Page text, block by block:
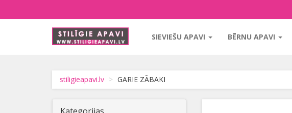
SIEVIEŠU APAVI BĒRNU APAVI
stiligieapavi.lv GARIE ZĀBAKI